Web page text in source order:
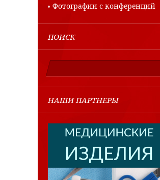
Фотографии с конференций
ПОИСК
НАШИ ПАРТНЕРЫ